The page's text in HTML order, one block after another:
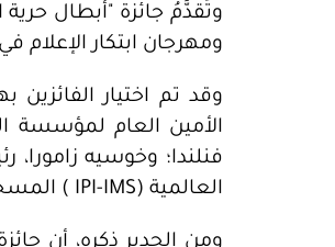
ومهرجان ابتكار الإعلام
العالمية (IPI-IMS ) المسجون خوسيه روبين زامورا.